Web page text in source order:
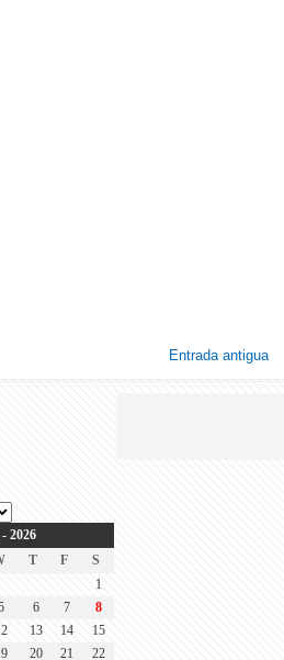
Entrada antigua
2026
T F
S
1
6 7
8
13 14
15
20 21 22